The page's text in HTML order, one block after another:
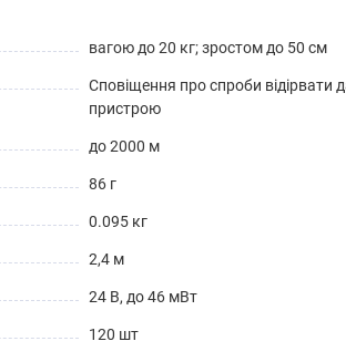
вагою до 20 кг; зростом до 50 см
Сповіщення про спроби відірвати
пристрою
до 2000 м
86 г
0.095 кг
2,4 м
24 В, до 46 мВт
120 шт